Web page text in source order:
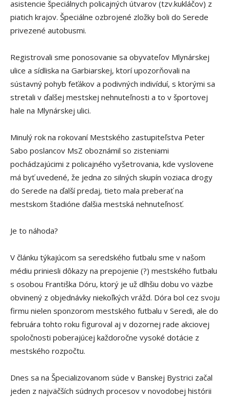
asistencie špeciálnych policajných útvarov (tzv.kukláčov) z
piatich krajov. Špeciálne ozbrojené zložky boli do Serede
privezené autobusmi.
Registrovali sme ponosovanie sa obyvateľov Mlynárskej
ulice a sídliska na Garbiarskej, ktorí upozorňovali na
sústavný pohyb feťákov a podivných indivíduí, s ktorými sa
stretali v ďalšej mestskej nehnuteľnosti a to v športovej
hale na Mlynárskej ulici.
Minulý rok na rokovaní Mestského zastupiteľstva Peter
Sabo poslancov MsZ oboznámil so zisteniami
pochádzajúcimi z policajného vyšetrovania, kde vyslovene
má byť uvedené, že jedna zo silných skupín voziaca drogy
do Serede na ďalší predaj, tieto mala preberať na
mestskom štadióne ďalšia mestská nehnuteľnosť.
Je to náhoda?
V článku týkajúcom sa seredského futbalu sme v našom
médiu priniesli dôkazy na prepojenie (?) mestského futbalu
s osobou Františka Dóru, ktorý je už dlhšiu dobu vo väzbe
obvinený z objednávky niekoľkých vrážd. Dóra bol cez svoju
firmu nielen sponzorom mestského futbalu v Seredi, ale do
februára tohto roku figuroval aj v dozornej rade akciovej
spoločnosti poberajúcej každoročne vysoké dotácie z
mestského rozpočtu.
Dnes sa na Špecializovanom súde v Banskej Bystrici začal
jeden z najväčších súdnych procesov v novodobej histórii